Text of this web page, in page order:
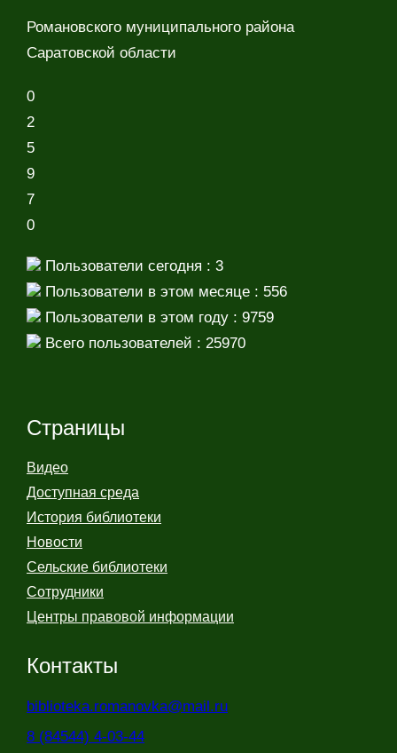
Романовского муниципального района
Саратовской области
0
2
5
9
7
0
Пользователи сегодня : 3
Пользователи в этом месяце : 556
Пользователи в этом году : 9759
Всего пользователей : 25970
Страницы
Видео
Доступная среда
История библиотеки
Новости
Сельские библиотеки
Сотрудники
Центры правовой информации
Контакты
biblioteka.romanovka@mail.ru
8 (84544) 4-03-44